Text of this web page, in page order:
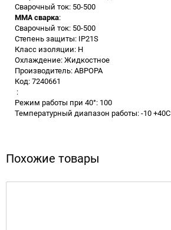
Сварочный ток: 50-500
MMA сварка:
Сварочный ток: 50-500
Степень защиты: IP21S
Класс изоляции: H
Охлаждение: Жидкостное
Производитель: АВРОРА
Код: 7240661
:
Режим работы при 40°: 100
Температурный диапазон работы: -10 +40С
Похожие товары